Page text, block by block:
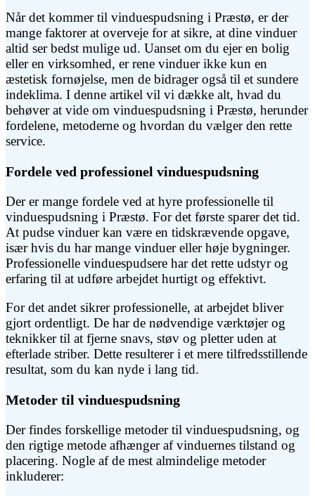
Når det kommer til vinduespudsning i Præstø, er der
mange faktorer at overveje for at sikre, at dine vinduer
altid ser bedst mulige ud. Uanset om du ejer en bolig
eller en virksomhed, er rene vinduer ikke kun en
æstetisk fornøjelse, men de bidrager også til et sundere
indeklima. I denne artikel vil vi dække alt, hvad du
behøver at vide om vinduespudsning i Præstø, herunder
fordelene, metoderne og hvordan du vælger den rette
service.
Fordele ved professionel vinduespudsning
Der er mange fordele ved at hyre professionelle til
vinduespudsning i Præstø. For det første sparer det tid.
At pudse vinduer kan være en tidskrævende opgave,
især hvis du har mange vinduer eller høje bygninger.
Professionelle vinduespudsere har det rette udstyr og
erfaring til at udføre arbejdet hurtigt og effektivt.
For det andet sikrer professionelle, at arbejdet bliver
gjort ordentligt. De har de nødvendige værktøjer og
teknikker til at fjerne snavs, støv og pletter uden at
efterlade striber. Dette resulterer i et mere tilfredsstillende
resultat, som du kan nyde i lang tid.
Metoder til vinduespudsning
Der findes forskellige metoder til vinduespudsning, og
den rigtige metode afhænger af vinduernes tilstand og
placering. Nogle af de mest almindelige metoder
inkluderer: